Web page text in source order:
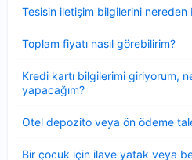
Tesisin iletişim bilgilerini nereden
Toplam fiyatı nasıl görebilirim?
Kredi kartı bilgilerimi giriyorum,
yapacağım?
Otel depozito veya ön ödeme
Bir çocuk için ilave yatak veya